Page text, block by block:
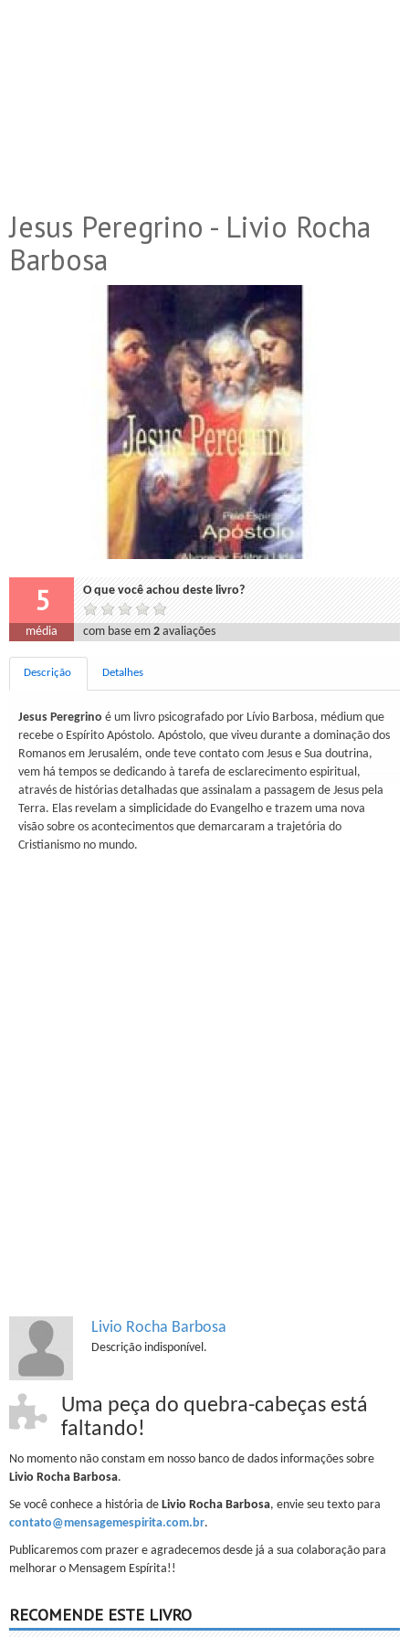
Jesus Peregrino - Livio Rocha
Barbosa
5 O que você achou deste livro?
média com base em2 avaliações
Descrição Detalhes
Jesus Peregrino é um livro psicografado por Lívio Barbosa, médium que
recebe o Espírito Apóstolo. Apóstolo, que viveu durante a dominação dos
Romanos em Jerusalém, onde teve contato com Jesus e Sua doutrina,
vem há tempos se dedicando à tarefa de esclarecimento espiritual,
através de histórias detalhadas que assinalam a passagem de Jesus pela
Terra. Elas revelam a simplicidade do Evangelho e trazem uma nova
visão sobre os acontecimentos que demarcaram a trajetória do
Cristianismo no mundo.
Livio Rocha Barbosa
Descrição indisponível.
Uma peça do quebra-cabeças está
faltando!
No momento não constam em nosso banco de dados informações sobre
Livio Rocha Barbosa.
Se você conhece a história de Livio Rocha Barbosa, envie seu texto para
contato@mensagemespirita.com.br.
Publicaremos com prazer e agradecemos desde já a sua colaboração para
melhorar o Mensagem Espírita!!
RECOMENDE ESTE LIVRO